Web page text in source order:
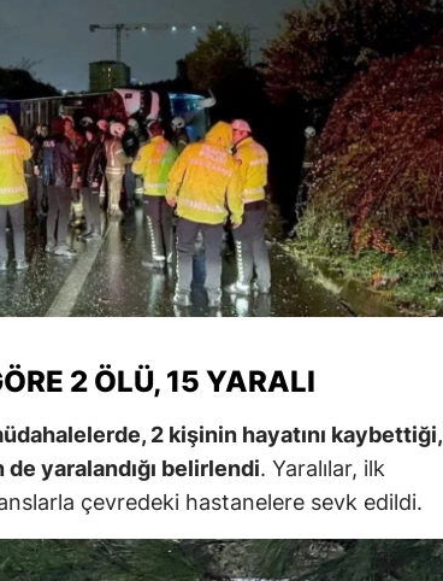
2 ÖLÜ, 15 YARALI
2 kişinin hayatını kaybettiği,
yaralandığı belirlendi. Yaralılar, ilk
çevredeki hastanelere sevk edildi.